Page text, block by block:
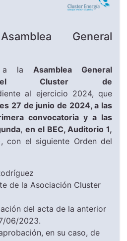
General
a la Asamblea General
Cluster de
al ejercicio 2024, que
27 de junio de 2024, a las
convocatoria y a las
, en el BEC, Auditorio 1,
con el siguiente Orden del
de la Asociación Cluster
del acta de la anterior
06/2023.
en su caso, de